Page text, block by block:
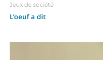
Jeux de société
L’oeuf a dit